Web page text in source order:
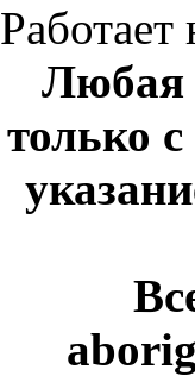
Любая
только с